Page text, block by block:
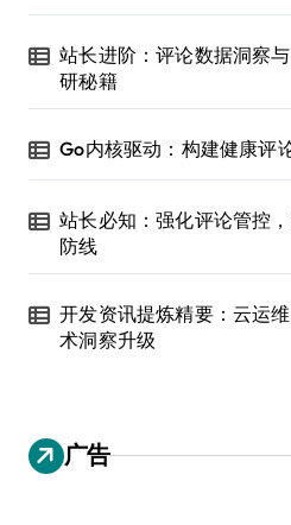
站长进阶：评论数据洞察
研秘籍
Go内核驱动：构建健康评
站长必知：强化评论管控
防线
开发资讯提炼精要：云运
术洞察升级
广告